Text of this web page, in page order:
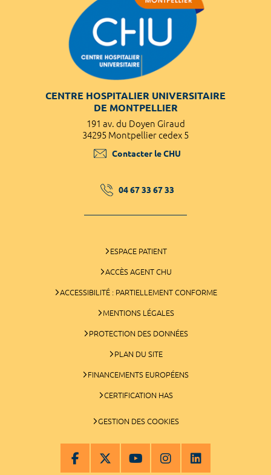
CENTRE HOSPITALIER UNIVERSITAIRE
DE MONTPELLIER
191 av. du Doyen Giraud
34295 Montpellier cedex 5
Contacter le CHU
04 67 33 67 33
ESPACE PATIENT
ACCÈS AGENT CHU
ACCESSIBILITÉ : PARTIELLEMENT CONFORME
MENTIONS LÉGALES
PROTECTION DES DONNÉES
PLAN DU SITE
FINANCEMENTS EUROPÉENS
CERTIFICATION HAS
GESTION DES COOKIES